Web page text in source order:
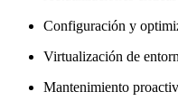
Configuración y
Virtualización de
Mantenimiento